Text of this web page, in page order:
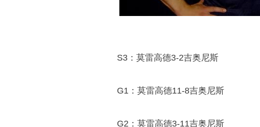
S3：莫雷高德3-2吉奥尼斯
G1：莫雷高德11-8吉奥尼斯
G2：莫雷高德3-11吉奥尼斯